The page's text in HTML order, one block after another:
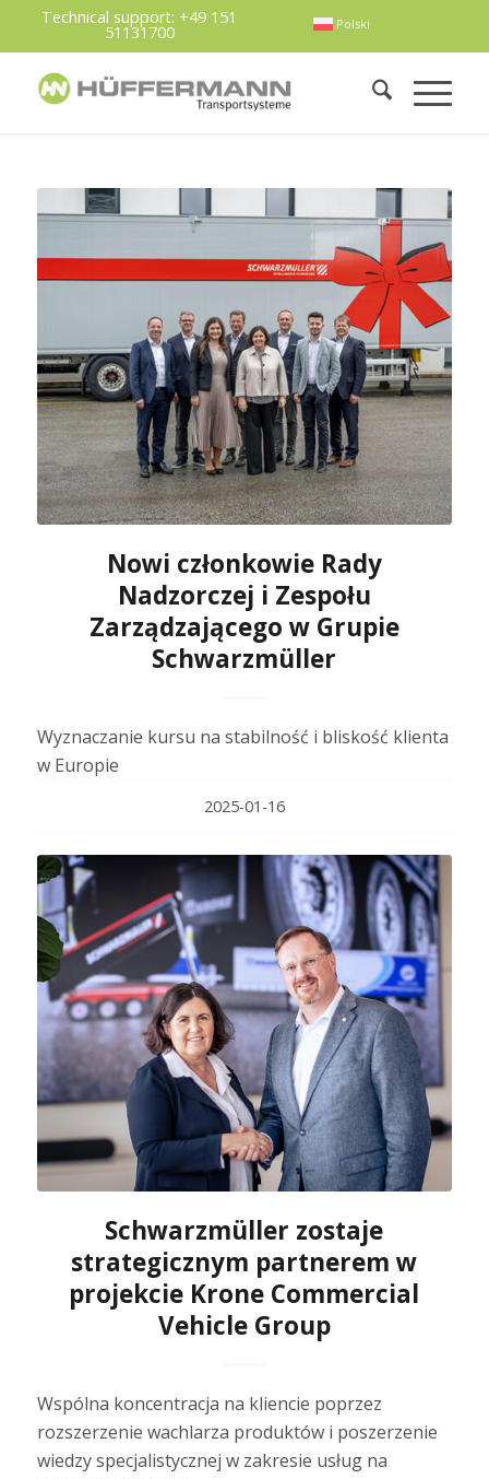
Polski
Technical support: +49 151
51131700
Nowi członkowie Rady
Nadzorczej i Zespołu
Zarządzającego w Grupie
Schwarzmüller
Wyznaczanie kursu na stabilność i bliskość klienta
w Europie
2025-01-16
Schwarzmüller zostaje
strategicznym partnerem w
projekcie Krone Commercial
Vehicle Group
Wspólna koncentracja na kliencie poprzez
rozszerzenie wachlarza produktów i poszerzenie
wiedzy specjalistycznej w zakresie usług na